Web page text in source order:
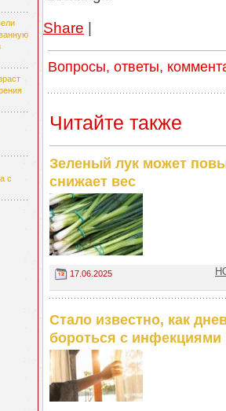
с
Share |
Вопросы, ответы,
Читайте также
Зеленый лук может
снижает вес
17.06.2025
Стало известно, как
бороться с инфекциями